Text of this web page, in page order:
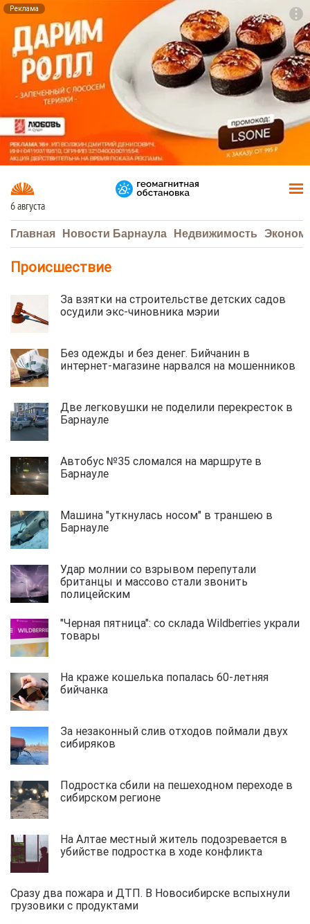
Реклама
6 августа
Главная Новости Барнаула Недвижимость
Происшествие
За взятки на строительстве детских садов
осудили экс-чиновника мэрии
Без одежды и без денег. Бийчанин в
интернет-магазине нарвался на мошенников
Две легковушки не поделили перекресток в
Барнауле
Автобус №35 сломался на маршруте в
Барнауле
Машина "уткнулась носом" в траншею в
Барнауле
Удар молнии со взрывом перепутали
британцы и массово стали звонить
полицейским
"Черная пятница": со склада Wildberries украли
товары
На краже кошелька попалась 60-летняя
бийчанка
За незаконный слив отходов поймали двух
сибиряков
Подростка сбили на пешеходном переходе в
сибирском регионе
На Алтае местный житель подозревается в
убийстве подростка в ходе конфликта
Сразу два пожара и ДТП. В Новосибирске вспыхнули
грузовики с продуктами